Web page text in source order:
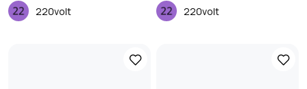
220volt 220volt